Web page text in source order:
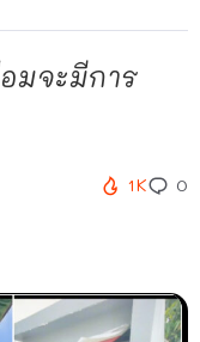
มจะมีการ
1K 0